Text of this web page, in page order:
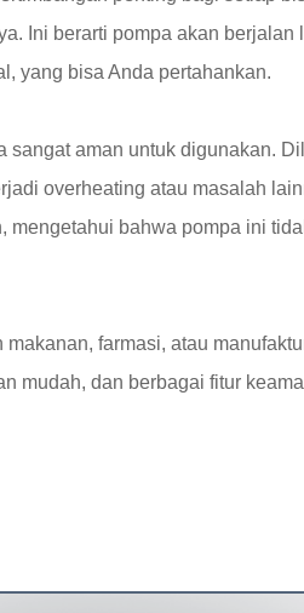
Ini berarti pompa akan
yang bisa Anda pertahankan.
sangat aman untuk digunakan.
overheating atau masalah
bahwa pompa ini
farmasi, atau
mudah, dan berbagai fitur